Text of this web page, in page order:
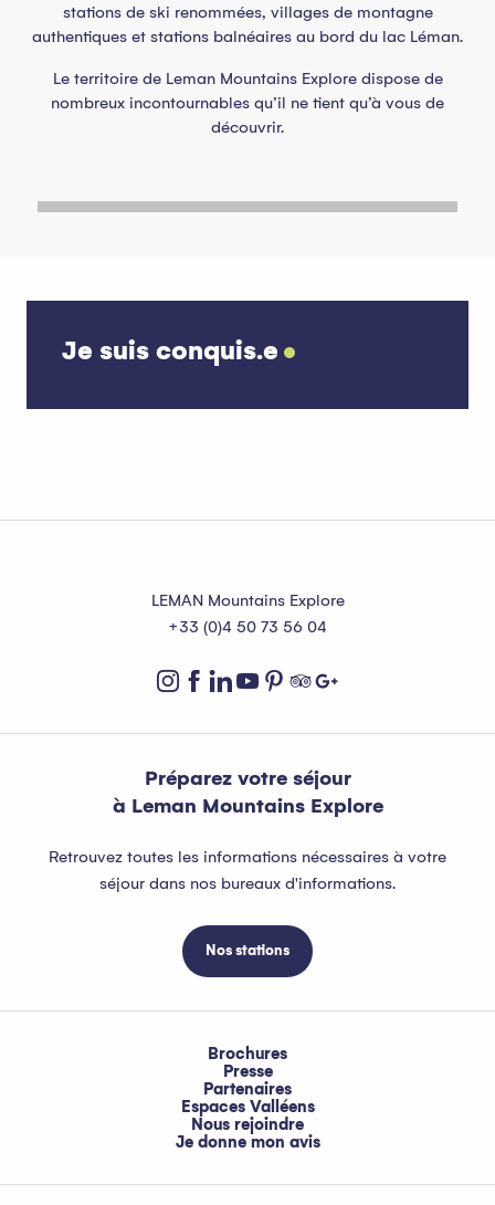
stations de ski renommées, villages de montagne
authentiques et stations balnéaires au bord du lac Léman.
Le territoire de Leman Mountains Explore dispose de
nombreux incontournables qu’il ne tient qu’à vous de
découvrir.
Je suis conquis.e
LEMAN Mountains Explore
+33 (0)4 50 73 56 04
Préparez votre séjour
à Leman Mountains Explore
Retrouvez toutes les informations nécessaires à votre
séjour dans nos bureaux d'informations.
Nos stations
Brochures
Presse
Partenaires
Espaces Valléens
Nous rejoindre
Je donne mon avis